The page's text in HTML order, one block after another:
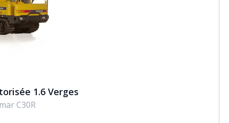
1.6 Verges
C30R